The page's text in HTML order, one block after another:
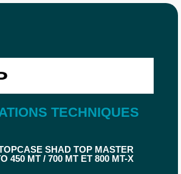
TECHNIQUES
SHAD TOP MASTER
450 MT / 700 MT ET 800 MT-X